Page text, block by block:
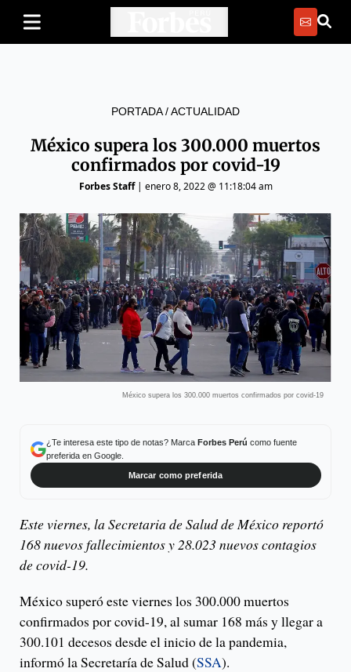
PORTADA/ACTUALIDAD
México supera los 300.000 muertos
confirmados por covid-19
Forbes Staff| enero 8, 2022 @ 11:18:04 am
México supera los 300.000 muertos confirmados por covid-19
¿Te interesa este tipo de notas? Marca Forbes Perú como fuente
preferida en Google.
Marcar como preferida
Este viernes, la Secretaria de Salud de México reportó
168 nuevos fallecimientos y 28.023 nuevos contagios
de covid-19.
México superó este viernes los 300.000 muertos
confirmados por covid-19, al sumar 168 más y llegar a
300.101 decesos desde el inicio de la pandemia,
informó la Secretaría de Salud (SSA).